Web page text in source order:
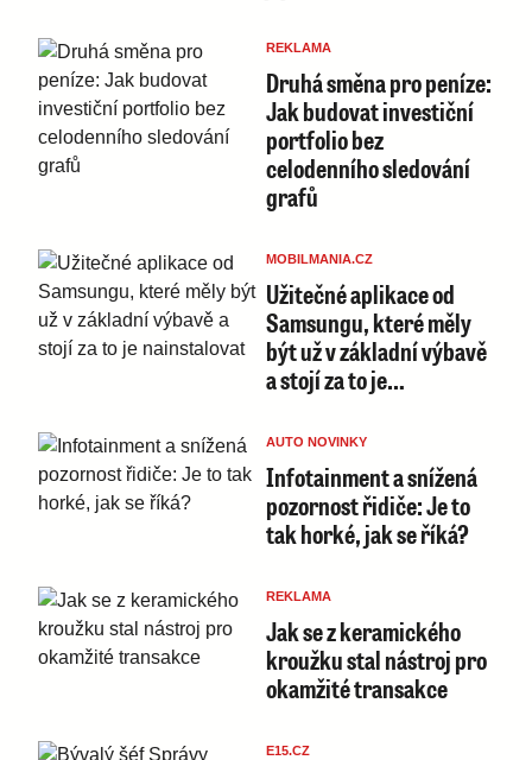
REKLAMA
Druhá směna pro peníze:
Jak budovat investiční
portfolio bez
celodenního sledování
grafů
MOBILMANIA.CZ
Užitečné aplikace od
Samsungu, které měly
být už v základní výbavě
a stojí za to je…
AUTO NOVINKY
Infotainment a snížená
pozornost řidiče: Je to
tak horké, jak se říká?
REKLAMA
Jak se z keramického
kroužku stal nástroj pro
okamžité transakce
E15.CZ